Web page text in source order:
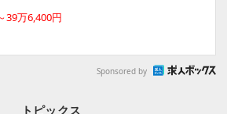
39万6,400円
Sponsored by
トピックス